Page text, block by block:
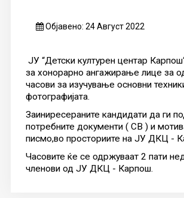
Објавено: 24 Август 2022
ЈУ “Детски културен центар
за хонорарно ангажирање лице за
часови за изучување основни
фотографијата.
Заиниресераните кандидати да ги
потребните документи ( СВ ) и
писмо,во просториите на ЈУ ДКЦ -
Часовите ќе се одржуваат 2 пати
членови од ЈУ ДКЦ - Карпош.